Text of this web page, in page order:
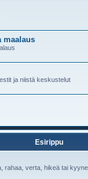
maalaus
ja niistä keskustelut
Esirippu
rahaa, verta, hikeä tai